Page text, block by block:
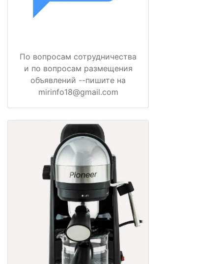
По вопросам сотрудничества
и по вопросам размещения
объявлений --пишите на
mirinfo18@gmail.com